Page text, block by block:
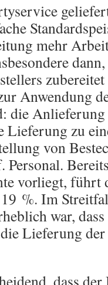
mehr
Anwendung
die Anlieferung
Lieferung zu
von
vorliegt, führt
%. Im
war,
Lieferung
dass